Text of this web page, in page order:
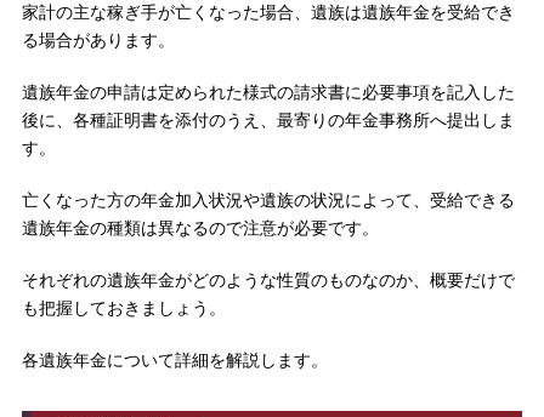
家計の主な稼ぎ手が亡くなった場合、遺族は遺族年金を受給でき
る場合があります。
遺族年金の申請は定められた様式の請求書に必要事項を記入した
後に、各種証明書を添付のうえ、最寄りの年金事務所へ提出しま
す。
亡くなった方の年金加入状況や遺族の状況によって、受給できる
遺族年金の種類は異なるので注意が必要です。
それぞれの遺族年金がどのような性質のものなのか、概要だけで
も把握しておきましょう。
各遺族年金について詳細を解説します。